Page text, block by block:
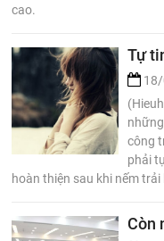
cao.
Tự
công
phải
hoàn thiện sau khi nếm
Còn